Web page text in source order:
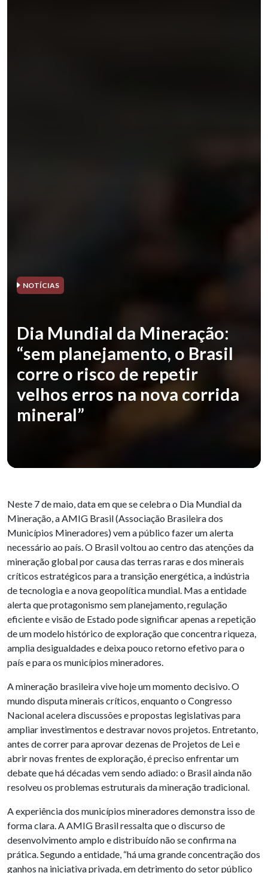
NOTÍCIAS
Dia Mundial da Mineração:
“sem planejamento, o Brasil
corre o risco de repetir
velhos erros na nova corrida
mineral”
Neste 7 de maio, data em que se celebra o Dia Mundial da
Mineração, a AMIG Brasil (Associação Brasileira dos
Municípios Mineradores) vem a público fazer um alerta
necessário ao país. O Brasil voltou ao centro das atenções da
mineração global por causa das terras raras e dos minerais
críticos estratégicos para a transição energética, a indústria
de tecnologia e a nova geopolítica mundial. Mas a entidade
alerta que protagonismo sem planejamento, regulação
eficiente e visão de Estado pode significar apenas a repetição
de um modelo histórico de exploração que concentra riqueza,
amplia desigualdades e deixa pouco retorno efetivo para o
país e para os municípios mineradores.
A mineração brasileira vive hoje um momento decisivo. O
mundo disputa minerais críticos, enquanto o Congresso
Nacional acelera discussões e propostas legislativas para
ampliar investimentos e destravar novos projetos. Entretanto,
antes de correr para aprovar dezenas de Projetos de Lei e
abrir novas frentes de exploração, é preciso enfrentar um
debate que há décadas vem sendo adiado: o Brasil ainda não
resolveu os problemas estruturais da mineração tradicional.
A experiência dos municípios mineradores demonstra isso de
forma clara. A AMIG Brasil ressalta que o discurso de
desenvolvimento amplo e distribuído não se confirma na
prática. Segundo a entidade, “há uma grande concentração dos
ganhos na iniciativa privada, em detrimento do setor público